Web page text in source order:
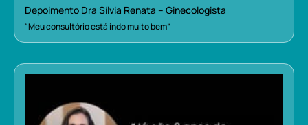
Depoimento Dra Sílvia Renata – Ginecologista
“Meu consultório está indo muito bem”